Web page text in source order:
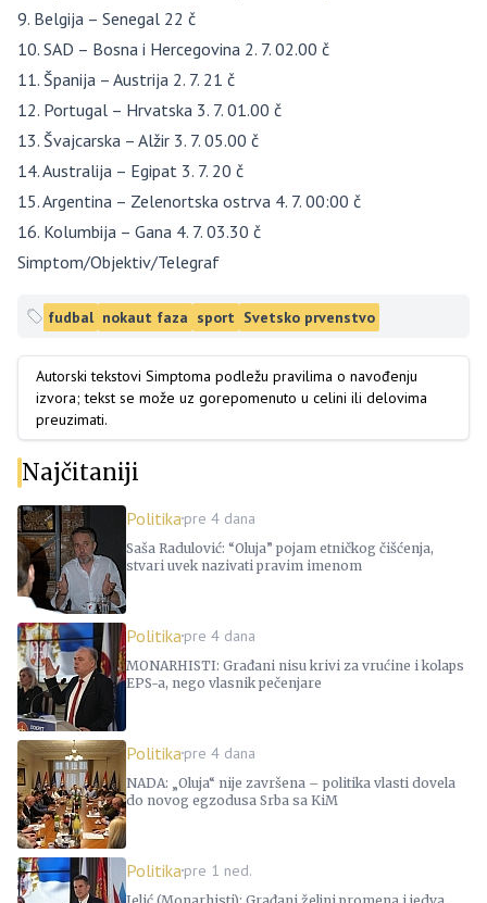
9. Belgija – Senegal 22 č
10. SAD – Bosna i Hercegovina 2. 7. 02.00 č
11. Španija – Austrija 2. 7. 21 č
12. Portugal – Hrvatska 3. 7. 01.00 č
13. Švajcarska – Alžir 3. 7. 05.00 č
14. Australija – Egipat 3. 7. 20 č
15. Argentina – Zelenortska ostrva 4. 7. 00:00 č
16. Kolumbija – Gana 4. 7. 03.30 č
Simptom/Objektiv/Telegraf
fudbal nokaut faza sport Svetsko prvenstvo
Autorski tekstovi Simptoma podležu pravilima o navođenju
izvora; tekst se može uz gorepomenuto u celini ili delovima
preuzimati.
Najčitaniji
Politikapre 4 dana
Saša Radulović: “Oluja” pojam etničkog čišćenja,
stvari uvek nazivati pravim imenom
Politikapre 4 dana
MONARHISTI: Građani nisu krivi za vrućine i kolaps
EPS-a, nego vlasnik pečenjare
Politikapre 4 dana
NADA: „Oluja“ nije završena – politika vlasti dovela
do novog egzodusa Srba sa KiM
Politikapre 1 ned.